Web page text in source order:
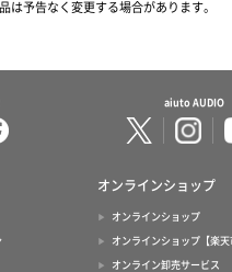
は予告なく変更する場合があります。
aiuto AUDIO
オンラインショップ
オンラインショップ
オンラインショップ【楽天
オンライン卸売サービス